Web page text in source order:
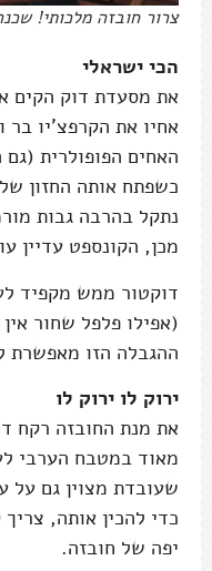
צרור חובזה מלכותי!
הכי ישראלי
את מסעדת דוק הקים
אחיו את הקרפצ'יו בר
האחים הפופולרית
כשפתח אותה החזון
נתקל בהרבה גבות
מכן, הקונספט עדיין
דוקטור ממש מקפיד
(אפילו פלפל שחור
ההגבלה הזו מאפשרת
ירוק לו ירוק לו
את מנת החובזה רקח
מאוד במטבח הערבי
שעובדת מצוין גם על
כדי להכין אותה,
יפה של חובזה.